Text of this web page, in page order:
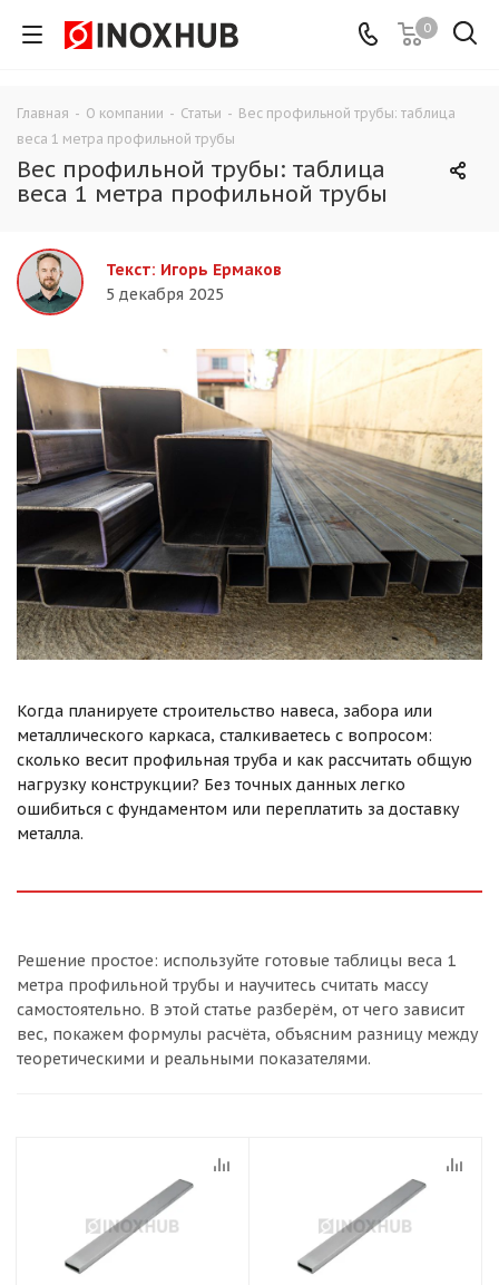
0
Главная - О компании - Статьи - Вес профильной трубы: таблица
веса 1 метра профильной трубы
Вес профильной трубы: таблица
веса 1 метра профильной трубы
Текст: Игорь Ермаков
5 декабря 2025
Когда планируете строительство навеса, забора или
металлического каркаса, сталкиваетесь с вопросом:
сколько весит профильная труба и как рассчитать общую
нагрузку конструкции? Без точных данных легко
ошибиться с фундаментом или переплатить за доставку
металла.
Решение простое: используйте готовые таблицы веса 1
метра профильной трубы и научитесь считать массу
самостоятельно. В этой статье разберём, от чего зависит
вес, покажем формулы расчёта, объясним разницу между
теоретическими и реальными показателями.